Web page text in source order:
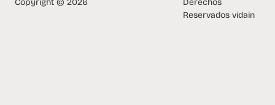
Copyright © 2026
Derechos
Reservados vidain